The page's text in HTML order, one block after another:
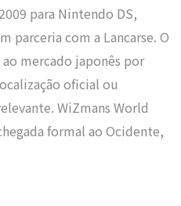
para Nintendo DS,
parceria com a Lancarse. O
mercado japonês por
oficial ou
WiZmans World
formal ao Ocidente,